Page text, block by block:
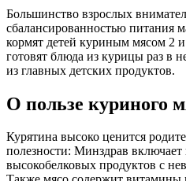
Большинство взрослых
сбалансированностью питания
кормят детей куриным мясом 2
готовят блюда из курицы раз в
из главных детских продуктов.
О пользе куриного
Курятина высоко ценится
полезности: Минздрав
высокобелковых продуктов с